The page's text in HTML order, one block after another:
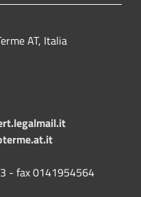
AT, Italia
- fax 0141954564